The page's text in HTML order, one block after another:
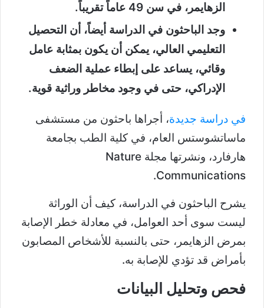
الزهايمر، في سن 49 عاماً تقريباً.
وجد الباحثون في الدراسة أيضاً، أن التحصيل
التعليمي العالي، يمكن أن يكون بمثابة عامل
وقائي، يساعد على إبطاء عملية الضعف
الإدراكي، حتى في وجود مخاطر وراثية قوية.
في دراسة جديدة، أجراها باحثون من مستشفى
ماساتشوستس العام، في كلية الطب بجامعة
هارفارد، ونشرتها مجلة Nature
Communications.
يشرح الباحثون في الدراسة، كيف أن الوراثة
ليست سوى أحد العوامل، في معادلة خطر الإصابة
بمرض الزهايمر، حتى بالنسبة للأشخاص المصابون
بأمراض قد تؤدي للإصابة به.
فحص وتحليل البيانات